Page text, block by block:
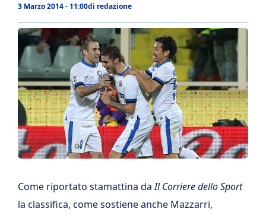
3 Marzo 2014 - 11:00di redazione
Come riportato stamattina daIl Corriere dello Sport
la classifica, come sostiene anche Mazzarri,